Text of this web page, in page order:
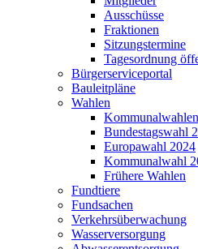
Ausschüsse
Fraktionen
Sitzungstermine
Tagesordnung
Bürgerserviceportal
Bauleitpläne
Wahlen
Bundestagswahl
Europawahl 2024
Kommunalwahl
Frühere Wahlen
Fundtiere
Fundsachen
Verkehrsüberwachung
Wasserversorgung